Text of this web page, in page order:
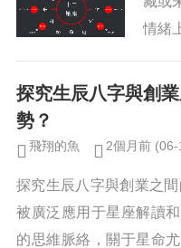
情緒
尚不
探究生辰八字與創
勢？
飛翔的魚 2個月前 (06-
探究生辰八字與創業之
被廣泛應用于星座解讀
的思維脈絡，關于星命